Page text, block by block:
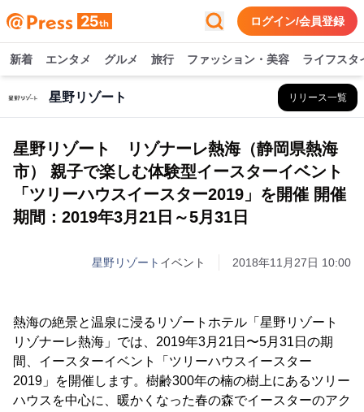
ログイン/会員登録
新着 エンタメ グルメ 旅行 ファッション・美容 ライフスタ
星野リゾート リリース一覧
星野リゾート リゾナーレ熱海（静岡県熱海
市） 親子で楽しむ体験型イースターイベント
「ツリーハウスイースター2019」を開催 開催
期間：2019年3月21日～5月31日
星野リゾート イベント 2018年11月27日 10:00
熱海の絶景と温泉に浸るリゾートホテル「星野リゾート
リゾナーレ熱海」では、2019年3月21日〜5月31日の期
間、イースターイベント「ツリーハウスイースター
2019」を開催します。樹齢300年の楠の樹上にあるツリー
ハウスを中心に、暖かくなった春の森でイースターのアク